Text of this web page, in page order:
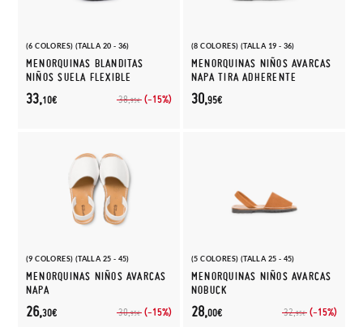
(6 COLORES) (TALLA 20 - 36)
MENORQUINAS BLANDITAS
NIÑOS SUELA FLEXIBLE
38,95€ (-15%)
33,10€
(8 COLORES) (TALLA 19 - 36)
MENORQUINAS NIÑOS AVARCAS
NAPA TIRA ADHERENTE
30,95€
(9 COLORES) (TALLA 25 - 45)
MENORQUINAS NIÑOS AVARCAS
NAPA
30,95€ (-15%)
26,30€
(5 COLORES) (TALLA 25 - 45)
MENORQUINAS NIÑOS AVARCAS
NOBUCK
32,95€ (-15%)
28,00€